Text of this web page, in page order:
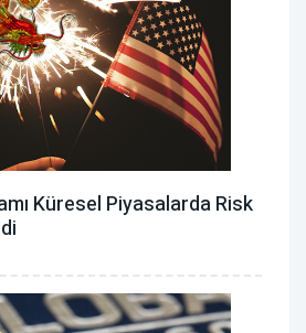
Küresel Piyasalarda Risk